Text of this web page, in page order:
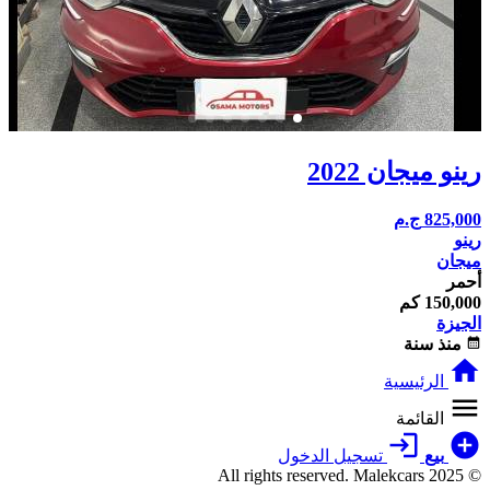
رينو ميجان 2022
825,000 ج.م
رينو
ميجان
أحمر
150,000 كم
الجيزة
calendar_month منذ سنة
home الرئيسية
menu القائمة
add_circle بيع login تسجيل الدخول
© 2025 All rights reserved. Malekcars